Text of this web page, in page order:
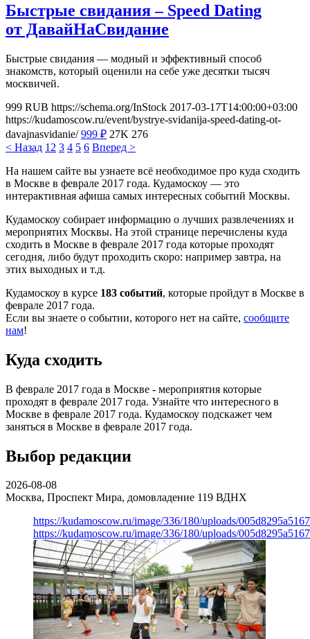
Быстрые свидания – Speed Dating
от ДавайНаСвидание
Быстрые свидания — модный и эффективный способ
знакомств, который оценили на себе уже десятки тысяч
москвичей.
999 RUB https://schema.org/InStock 2017-03-17T14:00:00+03:00
https://kudamoscow.ru/event/bystrye-svidanija-speed-dating-ot-
davajnasvidanie/ 999 ₽ 27K 276
< Назад 1 2 3 4 5 6 Вперед >
На нашем сайте вы узнаете всё необходимое про куда сходить
в Москве в феврале 2017 года. Кудамоскоу — это
интерактивная афиша самых интересных событий Москвы.
Кудамоскоу собирает информацию о лучших развлечениях и
мероприятих Москвы. На этой странице перечислены куда
сходить в Москве в феврале 2017 года которые проходят
сегодня, либо будут проходить скоро: например завтра, на
этих выходных и т.д.
Кудамоскоу в курсе 183 событий, которые пройдут в Москве в
феврале 2017 года.
Если вы знаете о событии, которого нет на сайте, сообщите
нам!
Куда сходить
В феврале 2017 года в Москве - мероприятия которые
проходят в феврале 2017 года. Узнайте что интересного в
Москве в феврале 2017 года. Кудамоскоу подскажет чем
заняться в Москве в феврале 2017 года.
Выбор редакции
2026-08-08
Москва, Проспект Мира, домовладение 119 ВДНХ
https://kudamoscow.ru/image/336/180/uploads/
https://kudamoscow.ru/image/336/180/uploads/